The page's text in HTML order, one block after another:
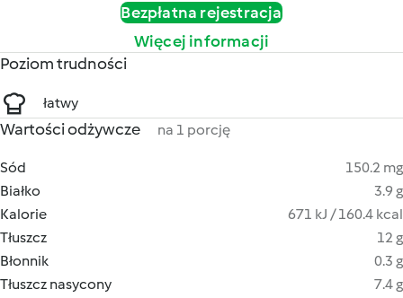
Bezpłatna rejestracja
Więcej informacji
Poziom trudności
łatwy
Wartości odżywcze na 1 porcję
Sód
150.2 mg
Białko
3.9 g
Kalorie
671 kJ / 160.4 kcal
Tłuszcz
12 g
Błonnik
0.3 g
Tłuszcz nasycony
7.4 g